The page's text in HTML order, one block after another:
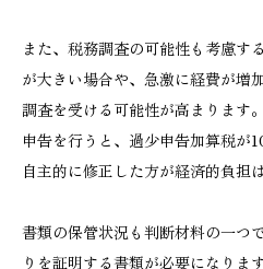
また、税務調査の可能性も考慮す
が大きい場合や、急激に経費が増
調査を受ける可能性が高まります
申告を行うと、過少申告加算税が
自主的に修正した方が経済的負担
書類の保管状況も判断材料の一つ
りを証明する書類が必要になりま